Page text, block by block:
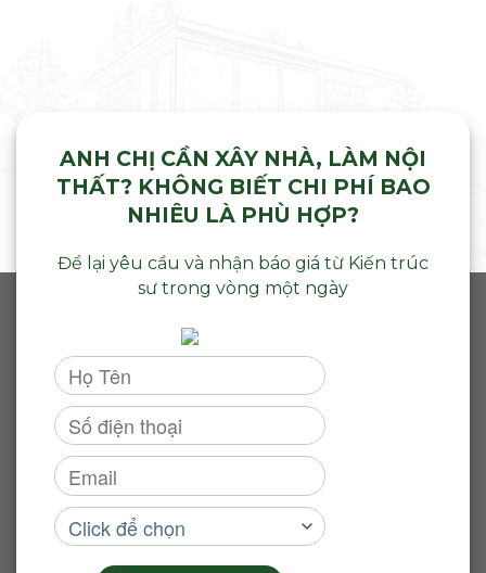
ANH CHỊ CẦN XÂY NHÀ, LÀM NỘI
THẤT? KHÔNG BIẾT CHI PHÍ BAO
NHIÊU LÀ PHÙ HỢP?
Để lại yêu cầu và nhận báo giá từ Kiến trúc
sư trong vòng một ngày